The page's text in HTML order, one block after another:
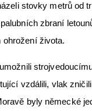
stovky metrů od
zbraní
života.
vzdálili, vlak
byly německé